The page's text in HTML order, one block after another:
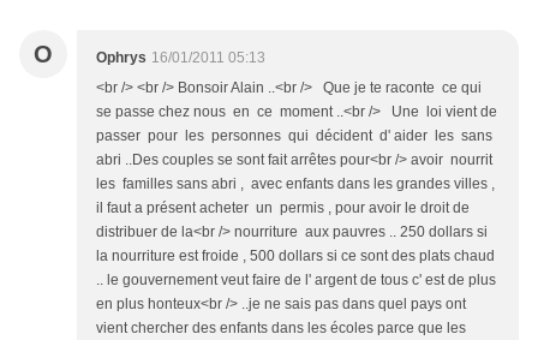
O Ophrys 16/01/2011 05:13
<br /> <br /> Bonsoir Alain ..<br /> Que je te raconte ce qui
se passe chez nous en ce moment ..<br /> Une loi vient de
passer pour les personnes qui décident d' aider les sans
abri ..Des couples se sont fait arrêtes pour<br /> avoir nourrit
les familles sans abri , avec enfants dans les grandes villes ,
il faut a présent acheter un permis , pour avoir le droit de
distribuer de la<br /> nourriture aux pauvres .. 250 dollars si
la nourriture est froide , 500 dollars si ce sont des plats chaud
.. le gouvernement veut faire de l' argent de tous c' est de plus
en plus honteux<br /> ..je ne sais pas dans quel pays ont
vient chercher des enfants dans les écoles parce que les